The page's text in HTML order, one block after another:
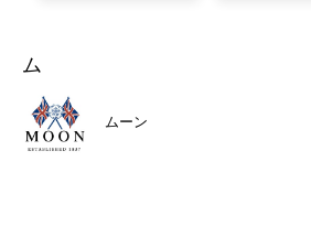
ム
ムーン